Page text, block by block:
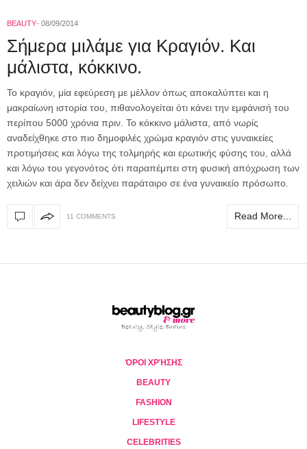
BEAUTY 08/09/2014
Σήμερα μιλάμε για Κραγιόν. Και
μάλιστα, κόκκινο.
To κραγιόν, μία εφεύρεση με μέλλον όπως αποκαλύπτει και η
μακραίωνη ιστορία του, πιθανολογείται ότι κάνει την εμφάνισή του
περίπου 5000 χρόνια πριν. Το κόκκινο μάλιστα, από νωρίς
αναδείχθηκε στο πιο δημοφιλές χρώμα κραγιόν στις γυναικείες
προτιμήσεις και λόγω της τολμηρής και ερωτικής φύσης του, αλλά
και λόγω του γεγονότος ότι παραπέμπει στη φυσική απόχρωση των
χειλιών και άρα δεν δείχνει παράταιρο σε ένα γυναικείο πρόσωπο.
11 COMMENTS Read More...
ΌΡΟΙ ΧΡΉΣΗΣ
BEAUTY
FASHION
LIFESTYLE
CELEBRITIES